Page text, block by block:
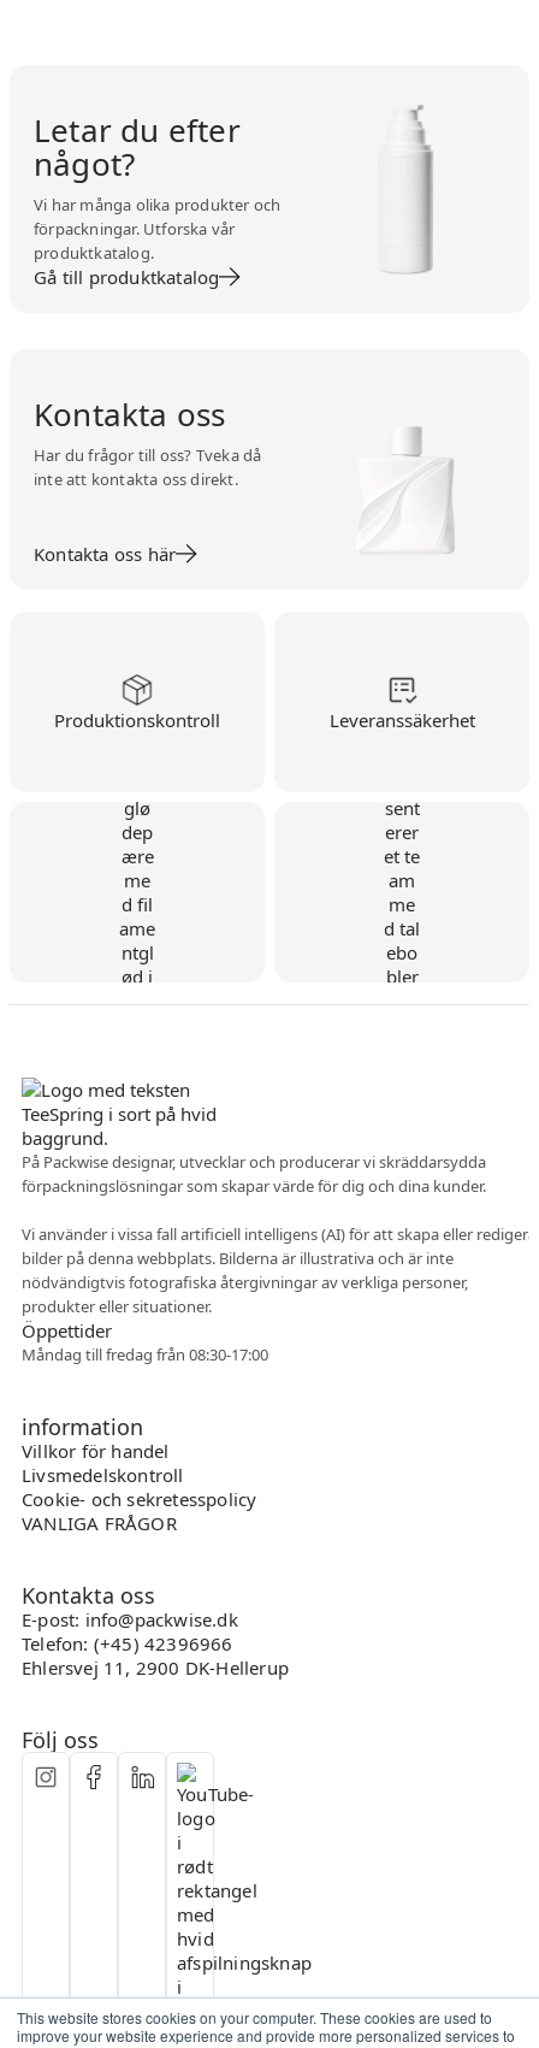
This website stores cookies on your computer. These cookies are used to
improve your website experience and provide more personalized services to
Letar du efter
något?
Vi har många olika produkter och
förpackningar. Utforska vår
produktkatalog.
Gå till produktkatalog
Kontakta oss
Har du frågor till oss? Tveka då
inte att kontakta oss direkt.
Kontakta oss här
Produktionskontroll Leveranssäkerhet
På Packwise designar, utvecklar och producerar vi skräddarsydda
förpackningslösningar som skapar värde för dig och dina kunder.
Vi använder i vissa fall artificiell intelligens (AI) för att skapa eller redigera
bilder på denna webbplats. Bilderna är illustrativa och är inte
nödvändigtvis fotografiska återgivningar av verkliga personer,
produkter eller situationer.
Öppettider
Måndag till fredag från 08:30-17:00
information
Villkor för handel
Livsmedelskontroll
Cookie- och sekretesspolicy
VANLIGA FRÅGOR
Kontakta oss
E-post: info@packwise.dk
Telefon: (+45) 42396966
Ehlersvej 11, 2900 DK-Hellerup
Följ oss